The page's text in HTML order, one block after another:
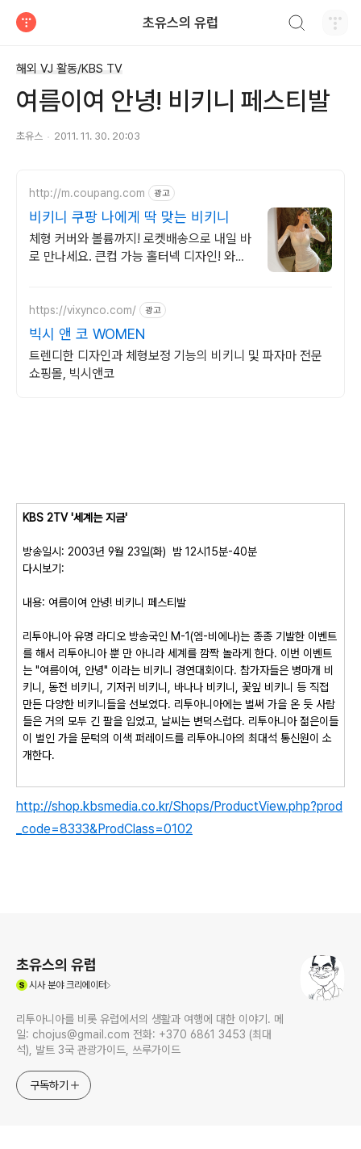
초유스의 유럽
해외 VJ 활동/KBS TV
여름이여 안녕! 비키니 페스티발
초유스 2011. 11. 30. 20:03
http://m.coupang.com 광고
비키니 쿠팡 나에게 딱 맞는 비키니
체형 커버와 볼륨까지! 로켓배송으로 내일 바
로 만나세요. 큰컵 가능 홀터넥 디자인! 와우
https://vixynco.com/ 광고
빅시 앤 코 WOMEN
트렌디한 디자인과 체형보정 기능의 비키니 및 파자마 전문
쇼핑몰, 빅시앤코
KBS 2TV '세계는 지금'
방송일시: 2003년 9월 23일(화) 밤 12시15분-40분
다시보기:
내용: 여름이여 안녕! 비키니 페스티발
리투아니아 유명 라디오 방송국인 M-1(엠-비에나)는 종종 기발한 이벤트
를 해서 리투아니아 뿐 만 아니라 세계를 깜짝 놀라게 한다. 이번 이벤트
는 "여름이여, 안녕" 이라는 비키니 경연대회이다. 참가자들은 병마개 비
키니, 동전 비키니, 기저귀 비키니, 바나나 비키니, 꽃잎 비키니 등 직접
만든 다양한 비키니들을 선보였다. 리투아니아에는 벌써 가을 온 듯 사람
들은 거의 모두 긴 팔을 입었고, 날씨는 변덕스럽다. 리투아니아 젊은이들
이 벌인 가을 문턱의 이색 퍼레이드를 리투아니아의 최대석 통신원이 소
개한다.
http://shop.kbsmedia.co.kr/Shops/ProductView.php?prod
_code=8333&ProdClass=0102
초유스의 유럽
시사분야 크리에이터
리투아니아를 비롯 유럽에서의 생활과 여행에 대한 이야기. 메
일: chojus@gmail.com 전화: +370 6861 3453 (최대
석), 발트 3국 관광가이드, 쓰루가이드
구독하기